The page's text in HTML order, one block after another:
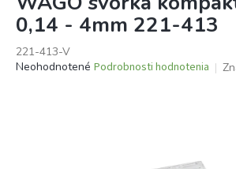
0,14 - 4mm 221-413
221-413-V
Priemerné
Neohodnotené Podrobnosti hodnotenia